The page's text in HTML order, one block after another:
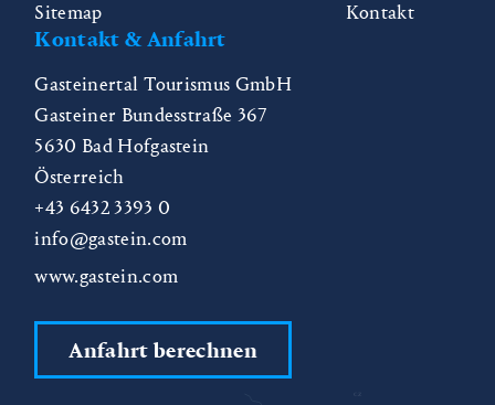
Sitemap
Kontakt
Kontakt & Anfahrt
Gasteinertal Tourismus GmbH
Gasteiner Bundesstraße 367
5630 Bad Hofgastein
Österreich
+43 6432 3393 0
info@gastein.com
www.gastein.com
Anfahrt berechnen
CZ